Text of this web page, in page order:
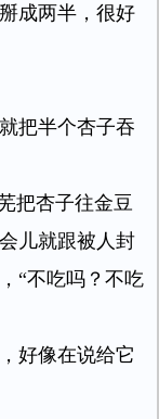
成两半，很好
把半个杏子吞
把杏子往金豆
儿就跟被人封
“不吃吗？不吃
好像在说给它